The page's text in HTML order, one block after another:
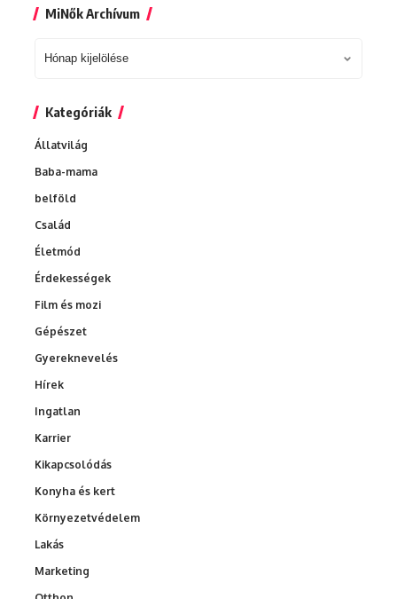
MiNők Archívum
MiNők
Kategóriák
Állatvilág
Baba-mama
belföld
Család
Életmód
Érdekességek
Film és mozi
Gépészet
Gyereknevelés
Hírek
Ingatlan
Karrier
Kikapcsolódás
Konyha és kert
Környezetvédelem
Lakás
Marketing